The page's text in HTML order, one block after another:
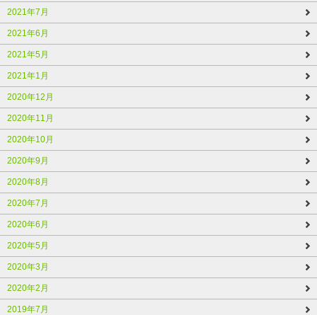
2021年7月
2021年6月
2021年5月
2021年1月
2020年12月
2020年11月
2020年10月
2020年9月
2020年8月
2020年7月
2020年6月
2020年5月
2020年3月
2020年2月
2019年7月